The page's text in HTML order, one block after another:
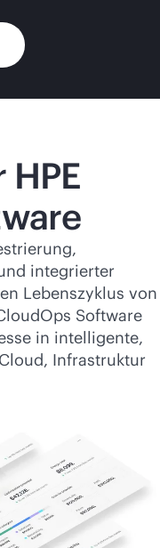
integrierter
Lebenszyklus von
Software
in intelligente,
Infrastruktur